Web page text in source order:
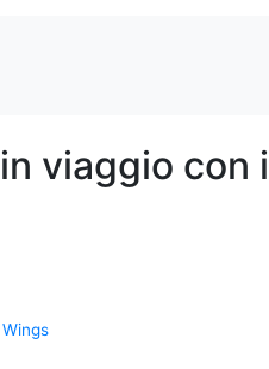
viaggio con